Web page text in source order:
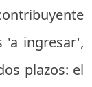
'a ingresar',
plazos: el